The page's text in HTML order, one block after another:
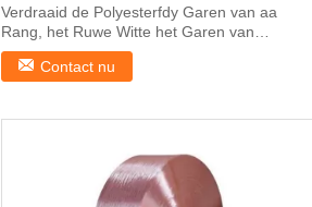
Verdraaid de Polyesterfdy Garen van aa
Rang, het Ruwe Witte het Garen van
150D/van 288F Microfiber ...
Contact nu